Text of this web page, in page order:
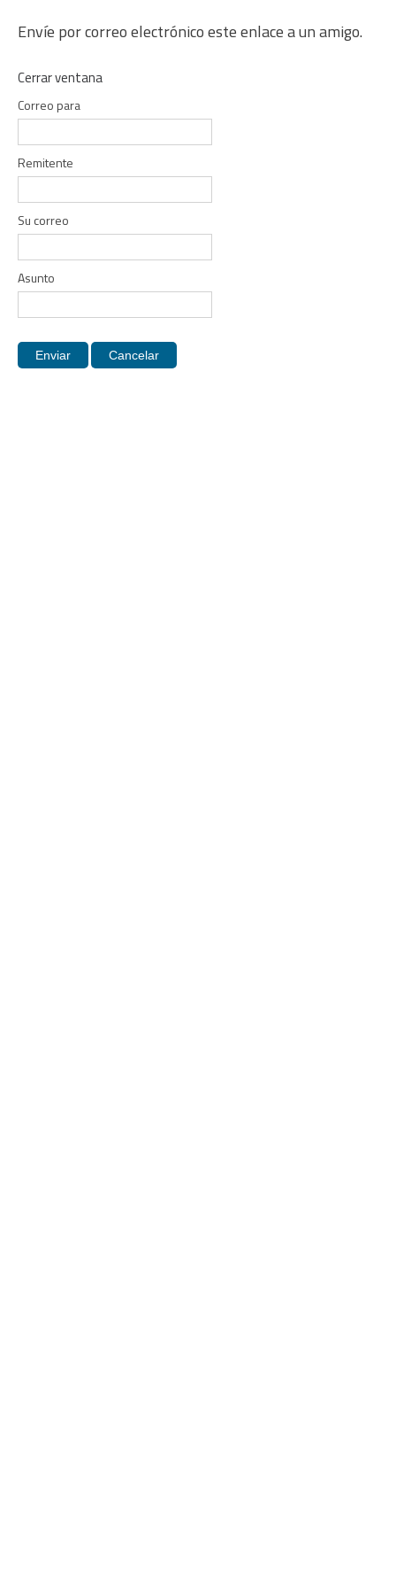
Envíe por correo electrónico este enlace a un amigo.
Cerrar ventana
Correo para
Remitente
Su correo
Asunto
Enviar Cancelar